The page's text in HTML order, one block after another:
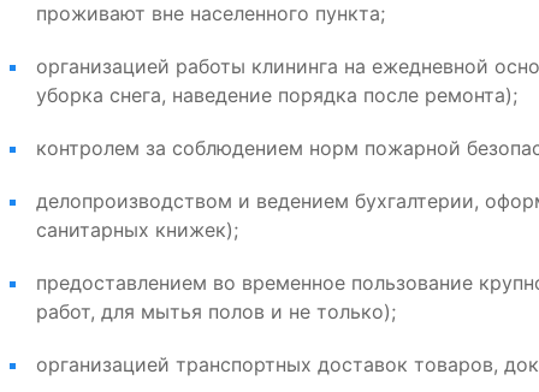
проживают вне населенного пункта;
организацией работы клининга на ежедневной
уборка снега, наведение порядка после ремонта);
контролем за соблюдением норм пожарной
делопроизводством и ведением бухгалтерии,
санитарных книжек);
предоставлением во временное пользование
работ, для мытья полов и не только);
организацией транспортных доставок товаров,